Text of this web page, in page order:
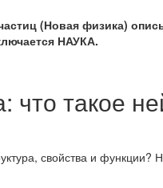
(Новая физика)
НАУКА.
что такое
свойства и